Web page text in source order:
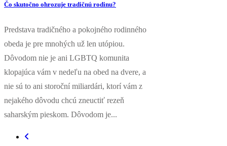
Čo skutočno ohrozuje tradičnú rodinu?
Predstava tradičného a pokojného rodinného
obeda je pre mnohých už len utópiou.
Dôvodom nie je ani LGBTQ komunita
klopajúca vám v nedeľu na obed na dvere, a
nie sú to ani storoční miliardári, ktorí vám z
nejakého dôvodu chcú zneuctiť rezeň
saharským pieskom. Dôvodom je...